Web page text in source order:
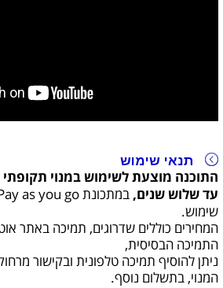
תנאי שימוש
התוכנה מוצעת לשימוש במנוי
עד שלוש שנים,
שימוש.
המחירים כוללים שדרוגים, תמיכה באתר
התמיכה הבסיסית,
ניתן להוסיף תמיכה טלפונית ובקישור
המנוי, בתשלום נוסף.